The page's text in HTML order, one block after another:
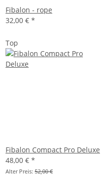
Fibalon - rope
32,00 € *
Top
Fibalon Compact Pro Deluxe
48,00 € *
Alter Preis: 52,00 €